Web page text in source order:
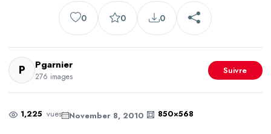
0 0 0
P Pgarnier
276 images
Suivre
1,225 vues November 8, 2010 850×568